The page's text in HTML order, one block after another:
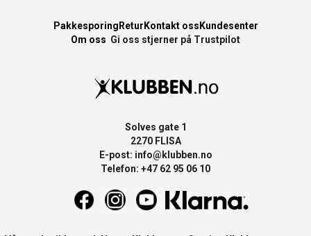
PakkesporingReturKontakt ossKundesenter
Om oss Gi oss stjerner på Trustpilot
Solves gate 1
2270 FLISA
E-post: info@klubben.no
Telefon: +47 62 95 06 10